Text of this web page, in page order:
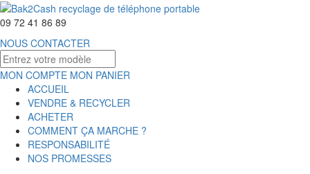
09 72 41 86 89
NOUS CONTACTER
MON COMPTE MON PANIER
ACCUEIL
VENDRE & RECYCLER
ACHETER
COMMENT ÇA MARCHE ?
RESPONSABILITÉ
NOS PROMESSES